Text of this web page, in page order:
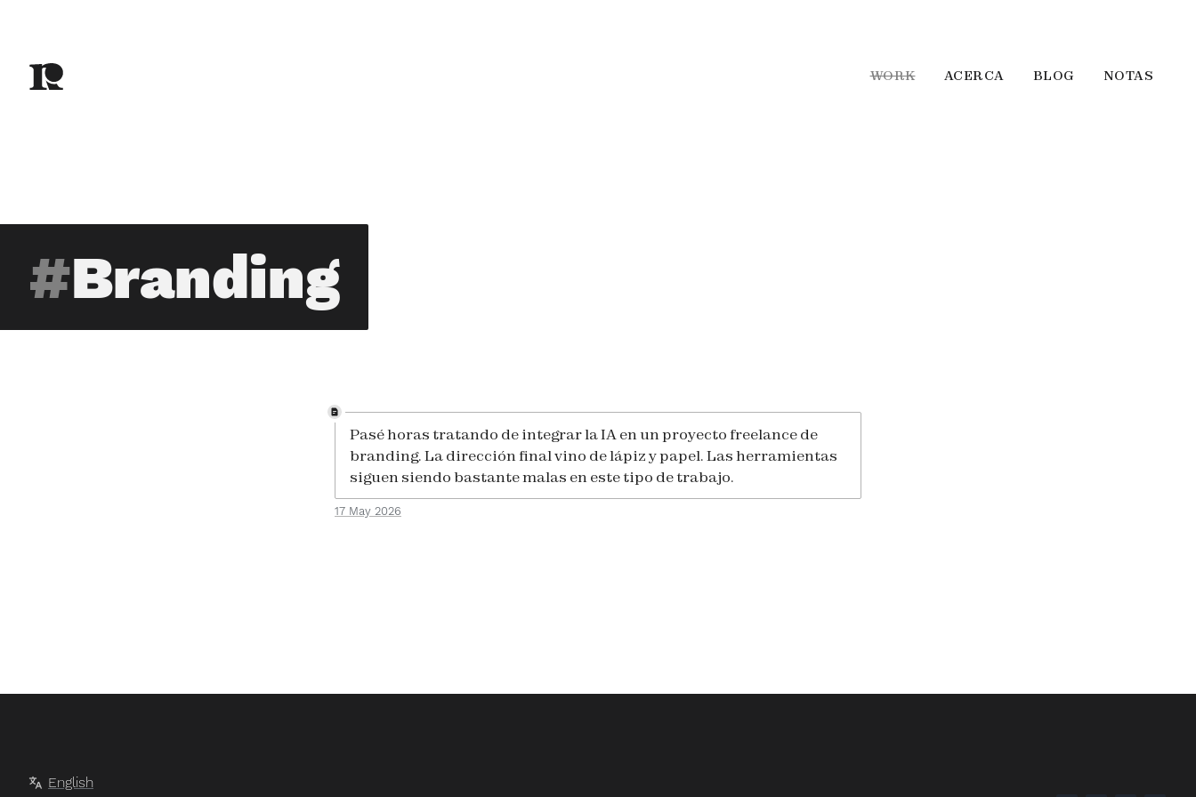
WORK ACERCA BLOG NOTAS
Branding
Pasé horas tratando de integrar la IA en un proyecto freelance de
branding. La dirección final vino de lápiz y papel. Las herramientas
siguen siendo bastante malas en este tipo de trabajo.
17 May 2026
English